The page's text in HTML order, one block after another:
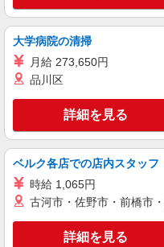
仕分け・
時給
30分×16
実費支給／
茨城県
キープ
派遣社員
ランスタッド株式会社 小山支
仕分け・
時給
り。
茨城県
大学病院の清掃
月給 273,650円
品川区
詳細を見る
ベルク各店での店内スタッフ
時給 1,065円
古河市・佐野市・前橋市
詳細を見る